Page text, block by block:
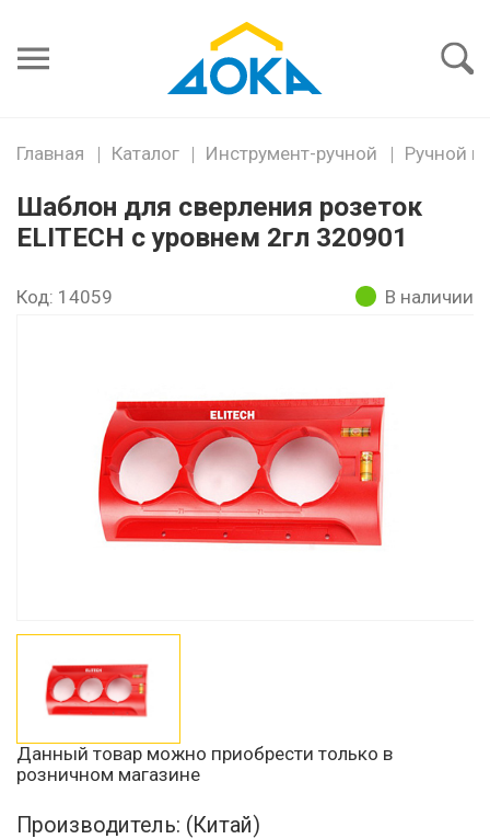
пароль
Главная Каталог Инструмент-ручной Ручной
Шаблон для сверления розеток
ELITECH с уровнем 2гл 320901
Код: 14059 В наличии
Данный товар можно приобрести только в
розничном магазине
Производитель: (Китай)